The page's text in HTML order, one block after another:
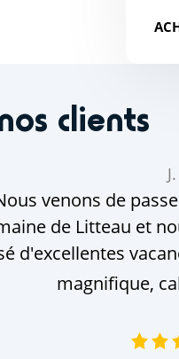
clients
venons de
de Litteau et
d'excellentes
magnifique,